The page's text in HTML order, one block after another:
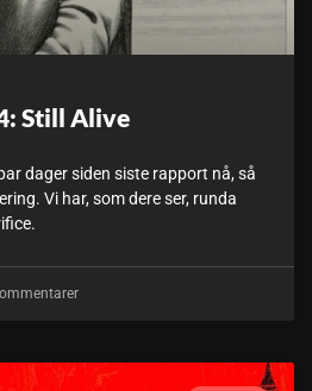
Still Alive
dager siden siste rapport nå, så
Vi har, som dere ser, runda